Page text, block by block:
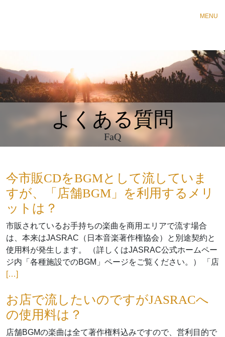
MENU
よくある質問
FaQ
今市販CDをBGMとして流していま
すが、「店舗BGM」を利用するメリ
ットは？
市販されているお手持ちの楽曲を商用エリアで流す場合
は、本来はJASRAC（日本音楽著作権協会）と別途契約と
使用料が発生します。 （詳しくはJASRAC公式ホームペー
ジ内「各種施設でのBGM」ページをご覧ください。） 「店
[…]
お店で流したいのですがJASRACへ
の使用料は？
店舗BGMの楽曲は全て著作権料込みですので、営利目的で